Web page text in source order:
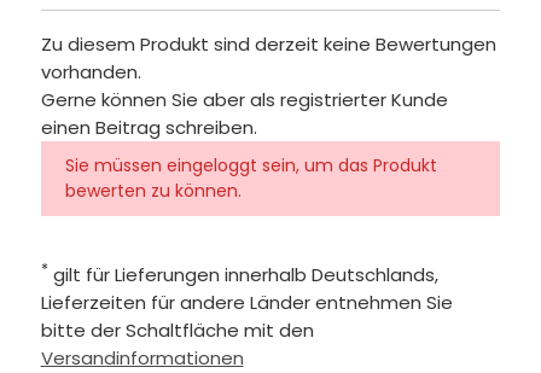
Zu diesem Produkt sind derzeit keine Bewertungen
vorhanden.
Gerne können Sie aber als registrierter Kunde
einen Beitrag schreiben.
Sie müssen eingeloggt sein, um das Produkt
bewerten zu können.
* gilt für Lieferungen innerhalb Deutschlands,
Lieferzeiten für andere Länder entnehmen Sie
bitte der Schaltfläche mit den
Versandinformationen